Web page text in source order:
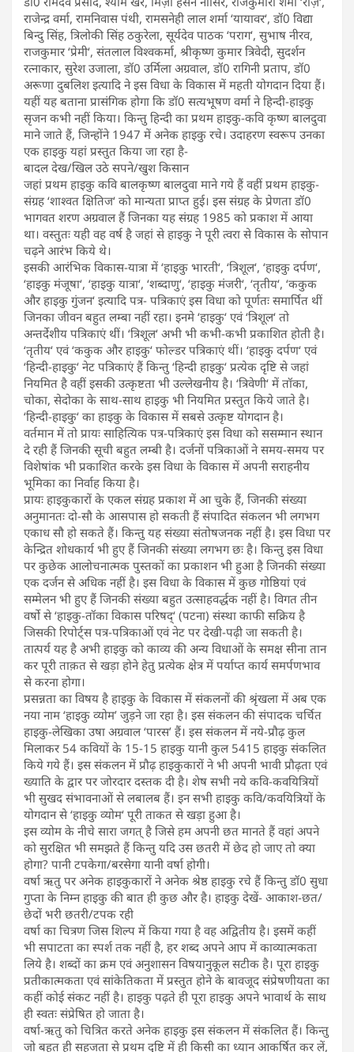
राजेन्द्र वर्मा, रामनिवास पंथी, रामसनेही लाल शर्मा ‘यायावर‘, डॉ0 विद्या
बिन्दु सिंह, त्रिलोकी सिंह ठकुरेला, सूर्यदेव पाठक ‘पराग‘, सुभाष नीरव,
राजकुमार ‘प्रेमी‘, संतलाल विश्वकर्मा, श्रीकृष्ण कुमार त्रिवेदी, सुदर्शन
रत्नाकार, सुरेश उजाला, डॉ0 उर्मिला अग्रवाल, डॉ0 रागिनी प्रताप, डॉ0
अरूणा दुबलिश इत्यादि ने इस विधा के विकास में महती योगदान दिया हैं।
यहीं यह बताना प्रासंगिक होगा कि डॉ0 सत्यभूषण वर्मा ने हिन्दी-हाइकु
सृजन कभी नहीं किया। किन्तु हिन्दी का प्रथम हाइकु-कवि कृष्ण बालदुवा
माने जाते हैं, जिन्होंने 1947 में अनेक हाइकु रचे। उदाहरण स्वरूप उनका
एक हाइकु यहां प्रस्तुत किया जा रहा है-
बादल देख/खिल उठे सपने/खुश किसान
जहां प्रथम हाइकु कवि बालकृष्ण बालदुवा माने गये हैं वहीं प्रथम हाइकु-
संग्रह ‘शाश्वत क्षितिज‘ को मान्यता प्राप्त हुई। इस संग्रह के प्रेणता डॉ0
भागवत शरण अग्रवाल हैं जिनका यह संग्रह 1985 को प्रकाश में आया
था। वस्तुतः यही वह वर्ष है जहां से हाइकु ने पूरी त्वरा से विकास के सोपान
चढ़ने आरंभ किये थे।
इसकी आरंभिक विकास-यात्रा में ‘हाइकु भारती‘, ‘त्रिशूल‘, ‘हाइकु दर्पण‘,
‘हाइकु मंजूषा‘, ‘हाइकु यात्रा‘, ‘शब्दाणु‘, ‘हाइकु मंजरी‘, ‘तृतीय‘, ‘ककुक
और हाइकु गुंजन‘ इत्यादि पत्र- पत्रिकाएं इस विधा को पूर्णतः समार्पित थीं
जिनका जीवन बहुत लम्बा नहीं रहा। इनमे ‘हाइकु‘ एवं ‘त्रिशूल‘ तो
अन्तर्देशीय पत्रिकाएं थीं। ‘त्रिशूल‘ अभी भी कभी-कभी प्रकाशित होती है।
‘तृतीय‘ एवं ‘ककुक और हाइकु‘ फोल्डर पत्रिकाएं थीं। ‘हाइकु दर्पण‘ एवं
‘हिन्दी-हाइकु‘ नेट पत्रिकाएं हैं किन्तु ‘हिन्दी हाइकु‘ प्रत्येक दृष्टि से जहां
नियमित है वहीं इसकी उत्कृष्टता भी उल्लेखनीय है। ‘त्रिवेणी‘ में तॉका,
चोका, सेदोका के साथ-साथ हाइकु भी नियमित प्रस्तुत किये जाते है।
‘हिन्दी-हाइकु‘ का हाइकु के विकास में सबसे उत्कृष्ट योगदान है।
वर्तमान में तो प्रायः साहित्यिक पत्र-पत्रिकाएं इस विधा को ससम्मान स्थान
दे रही हैं जिनकी सूची बहुत लम्बी है। दर्जनों पत्रिकाओं ने समय-समय पर
विशेषांक भी प्रकाशित करके इस विधा के विकास में अपनी सराहनीय
भूमिका का निर्वाह किया है।
प्रायः हाइकुकारों के एकल संग्रह प्रकाश में आ चुके हैं, जिनकी संख्या
अनुमानतः दो-सौ के आसपास हो सकती हैं संपादित संकलन भी लगभग
एकाध सौ हो सकते हैं। किन्तु यह संख्या संतोषजनक नहीं है। इस विधा पर
केन्द्रित शोधकार्य भी हुए हैं जिनकी संख्या लगभग छः है। किन्तु इस विधा
पर कुछेक आलोचनात्मक पुस्तकों का प्रकाशन भी हुआ है जिनकी संख्या
एक दर्जन से अधिक नहीं है। इस विधा के विकास में कुछ गोष्ठियां एवं
सम्मेलन भी हुए हैं जिनकी संख्या बहुत उत्साहवर्द्धक नहीं है। विगत तीन
वर्षो से ‘हाइकु-तॉका विकास परिषद्‘ (पटना) संस्था काफी सक्रिय है
जिसकी रिपोर्ट्स पत्र-पत्रिकाओं एवं नेट पर देखी-पढ़ी जा सकती है।
तात्पर्य यह है अभी हाइकु को काव्य की अन्य विधाओं के समक्ष सीना तान
कर पूरी ताक़त से खड़ा होने हेतु प्रत्येक क्षेत्र में पर्याप्त कार्य समर्पणभाव
से करना होगा।
प्रसन्नता का विषय है हाइकु के विकास में संकलनों की श्रृंखला में अब एक
नया नाम ‘हाइकु व्योम’ जुड़ने जा रहा है। इस संकलन की संपादक चर्चित
हाइकु-लेखिका उषा अग्रवाल ‘पारस’ हैं। इस संकलन में नये-प्रौढ़ कुल
मिलाकर 54 कवियों के 15-15 हाइकु यानी कुल 5415 हाइकु संकलित
किये गये हैं। इस संकलन में प्रौढ़ हाइकुकारों ने भी अपनी भावी प्रौढ़ता एवं
ख्याति के द्वार पर जोरदार दस्तक दी है। शेष सभी नये कवि-कवयित्रियों
भी सुखद संभावनाओं से लबालब हैं। इन सभी हाइकु कवि/कवयित्रियों के
योगदान से ‘हाइकु व्योम‘ पूरी ताकत से खड़ा हुआ है।
इस व्योम के नीचे सारा जगत् है जिसे हम अपनी छत मानते हैं वहां अपने
को सुरक्षित भी समझते हैं किन्तु यदि उस छतरी में छेद हो जाए तो क्या
होगा? पानी टपकेगा/बरसेगा यानी वर्षा होगी।
वर्षा ऋतु पर अनेक हाइकुकारों ने अनेक श्रेष्ठ हाइकु रचे हैं किन्तु डॉ0 सुधा
गुप्ता के निम्न हाइकु की बात ही कुछ और है। हाइकु देखें- आकाश-छत/
छेदों भरी छतरी/टपक रही
वर्षा का चित्रण जिस शिल्प में किया गया है वह अद्वितीय है। इसमें कहीं
भी सपाटता का स्पर्श तक नहीं है, हर शब्द अपने आप में काव्यात्मकता
लिये है। शब्दों का क्रम एवं अनुशासन विषयानुकूल सटीक है। पूरा हाइकु
प्रतीकात्मकता एवं सांकेतिकता में प्रस्तुत होने के बावजूद संप्रेषणीयता का
कहीं कोई संकट नहीं है। हाइकु पढ़ते ही पूरा हाइकु अपने भावार्थ के साथ
ही स्वतः संप्रेषित हो जाता है।
वर्षा-ऋतु को चित्रित करते अनेक हाइकु इस संकलन में संकलित हैं। किन्तु
जो बहुत ही सहजता से प्रथम दृष्टि में ही किसी का ध्यान आकर्षित कर लें,